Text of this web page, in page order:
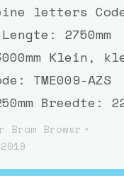
letters
2750mm
Klein,
TME009-AZS
Breedte:
Bram Browsr